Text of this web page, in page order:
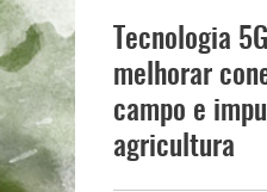
Tecnologia
melhorar
campo e
agricultura